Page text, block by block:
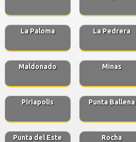
La Paloma La Pedrera
Maldonado Minas
Piriapolis Punta Ballena
Punta del Este Rocha